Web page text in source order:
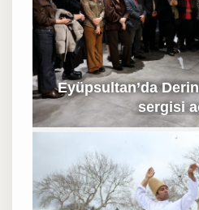
Eyüpsultan’da
sergisi